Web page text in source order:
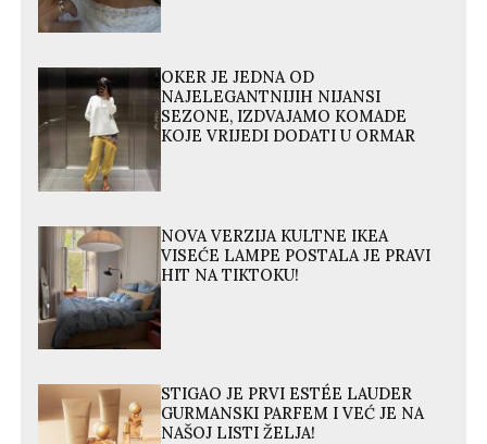
OKER JE JEDNA OD
NAJELEGANTNIJIH NIJANSI
SEZONE, IZDVAJAMO KOMADE
KOJE VRIJEDI DODATI U ORMAR
NOVA VERZIJA KULTNE IKEA
VISEĆE LAMPE POSTALA JE PRAVI
HIT NA TIKTOKU!
STIGAO JE PRVI ESTÉE LAUDER
GURMANSKI PARFEM I VEĆ JE NA
NAŠOJ LISTI ŽELJA!